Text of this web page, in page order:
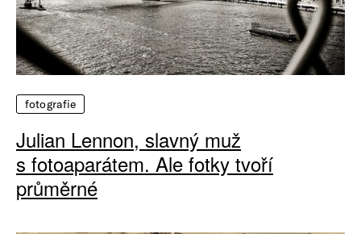
fotografie
Julian Lennon, slavný muž
s fotoaparátem. Ale fotky tvoří
průměrné